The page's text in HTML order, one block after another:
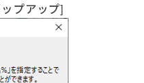
プアップ]